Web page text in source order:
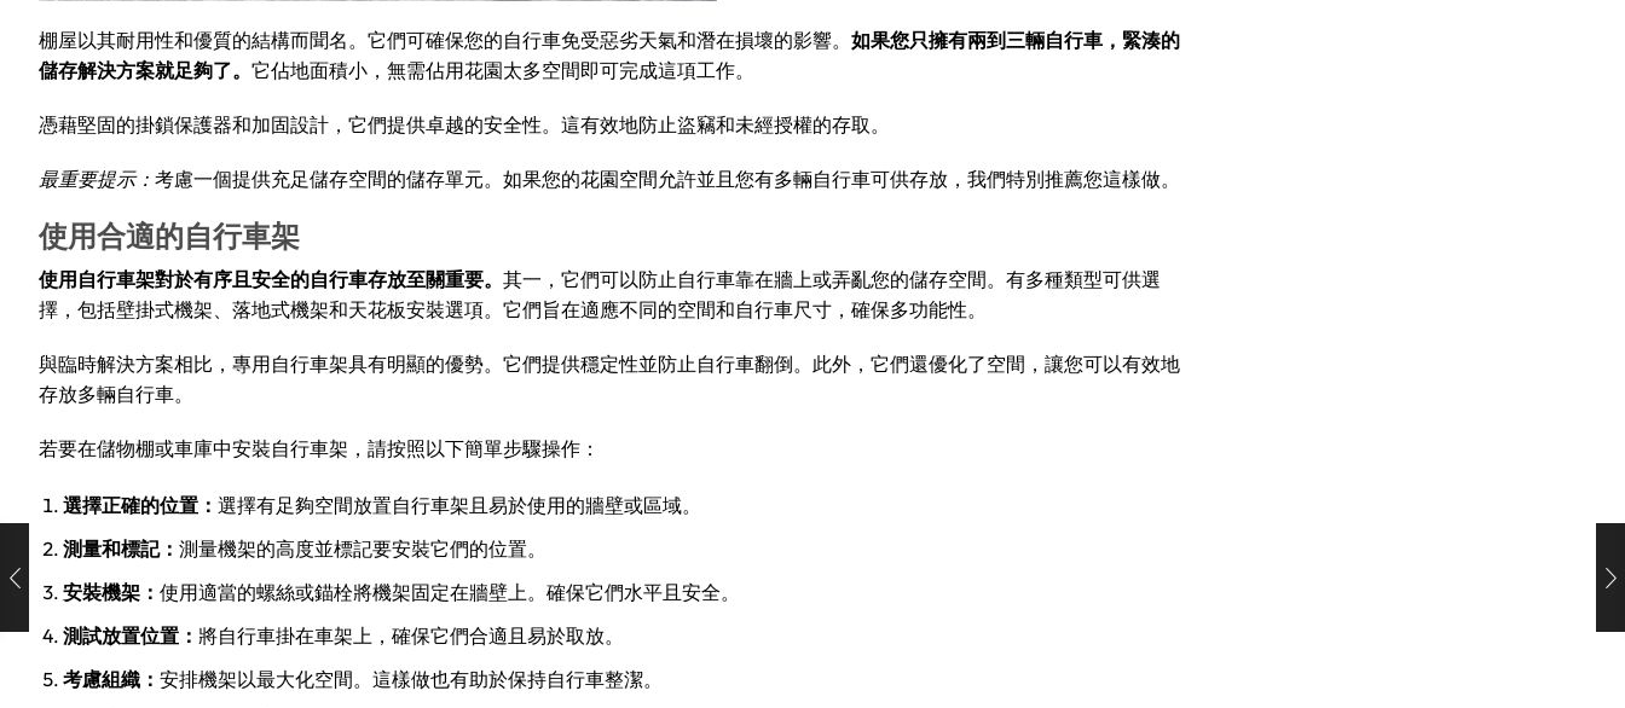
棚屋以其耐用性和優質的結構而聞名。它們可確保您的自行車免受惡劣天氣和潛在損壞的影響。 如果您只擁有兩到三輛自行車，緊湊的
儲存解決方案就足夠了。 它佔地面積小，無需佔用花園太多空間即可完成這項工作。
憑藉堅固的掛鎖保護器和加固設計，它們提供卓越的安全性。這有效地防止盜竊和未經授權的存取。
最重要提示： 考慮一個提供充足儲存空間的儲存單元。如果您的花園空間允許並且您有多輛自行車可供存放，我們特別推薦您這樣做。
使用合適的自行車架
使用自行車架對於有序且安全的自行車存放至關重要。 其一，它們可以防止自行車靠在牆上或弄亂您的儲存空間。有多種類型可供選
擇，包括壁掛式機架、落地式機架和天花板安裝選項。它們旨在適應不同的空間和自行車尺寸，確保多功能性。
與臨時解決方案相比，專用自行車架具有明顯的優勢。它們提供穩定性並防止自行車翻倒。此外，它們還優化了空間，讓您可以有效地
存放多輛自行車。
若要在儲物棚或車庫中安裝自行車架，請按照以下簡單步驟操作：
選擇正確的位置： 選擇有足夠空間放置自行車架且易於使用的牆壁或區域。
測量和標記： 測量機架的高度並標記要安裝它們的位置。
安裝機架： 使用適當的螺絲或錨栓將機架固定在牆壁上。確保它們水平且安全。
測試放置位置： 將自行車掛在車架上，確保它們合適且易於取放。
考慮組織： 安排機架以最大化空間。這樣做也有助於保持自行車整潔。